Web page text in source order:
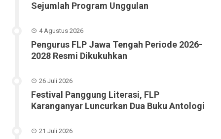
Sejumlah Program Unggulan
4 Agustus 2026
Pengurus FLP Jawa Tengah Periode 2026-
2028 Resmi Dikukuhkan
26 Juli 2026
Festival Panggung Literasi, FLP
Karanganyar Luncurkan Dua Buku Antologi
21 Juli 2026